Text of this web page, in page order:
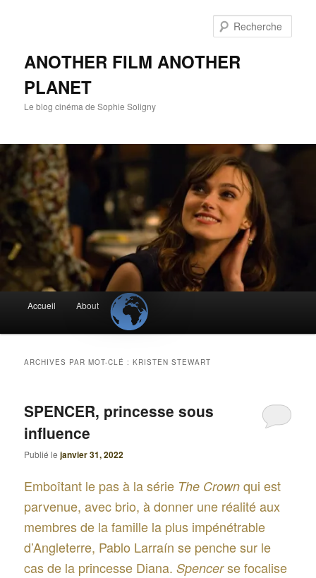
ANOTHER FILM ANOTHER
PLANET
Le blog cinéma de Sophie Soligny
principal
Accueil About
ARCHIVES PAR MOT-CLÉ :KRISTEN STEWART
SPENCER, princesse sous
influence
Publié lejanvier 31, 2022
Emboîtant le pas à la série The Crown qui est
parvenue, avec brio, à donner une réalité aux
membres de la famille la plus impénétrable
d’Angleterre, Pablo Larraín se penche sur le
cas de la princesse Diana.Spencerse focalise